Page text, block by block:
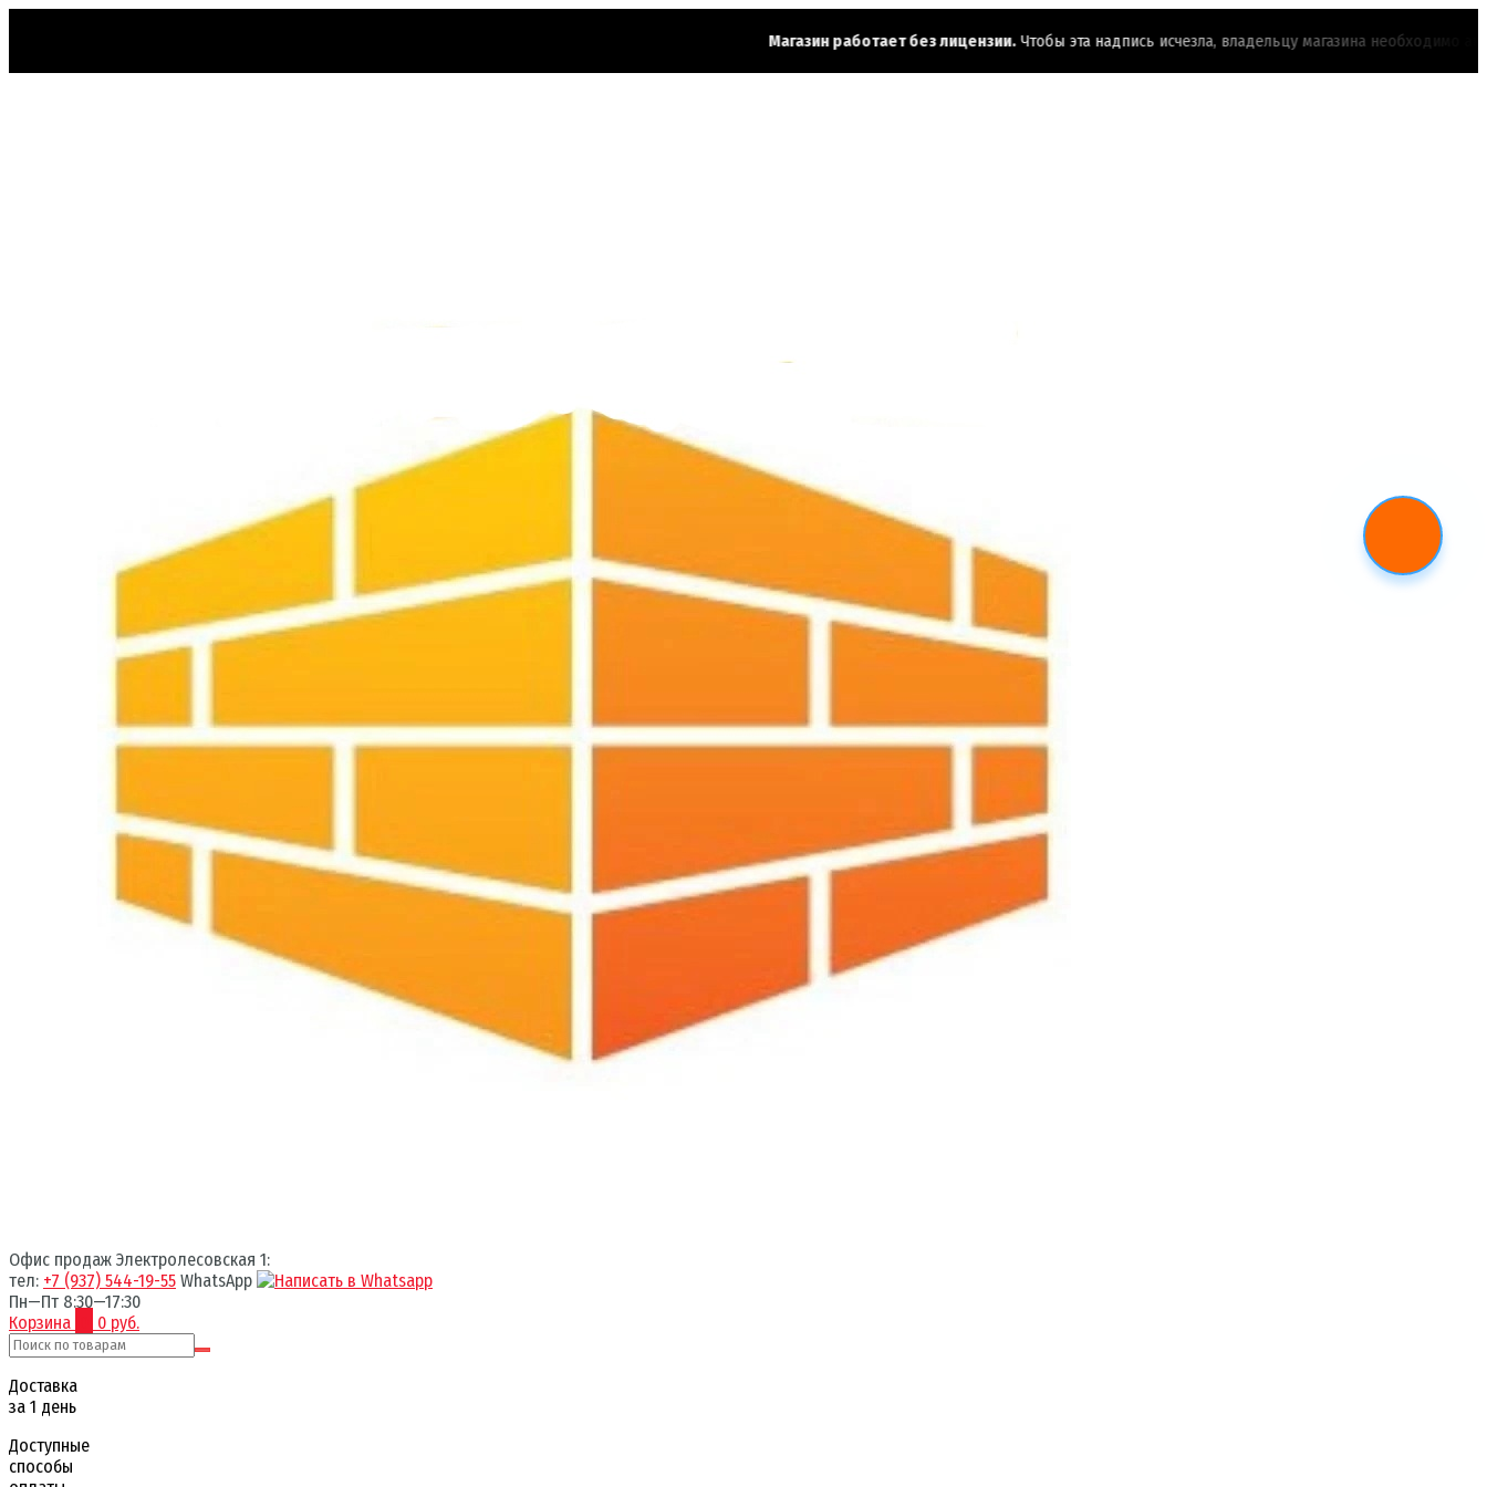
Магазин работает без лицензии.Чтобы эта надпись исчезла, владельцу магазина необходимо
Офис продаж Электролесовская 1:
тел: +7 (937) 544-19-55 WhatsApp
Пн—Пт 8:30—17:30
Корзина
0 руб.
Доставка
за 1 день
Доступные
способы